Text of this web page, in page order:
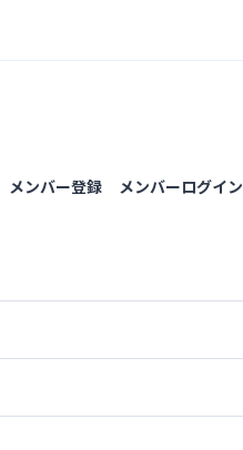
メンバー登録 メンバーログイン